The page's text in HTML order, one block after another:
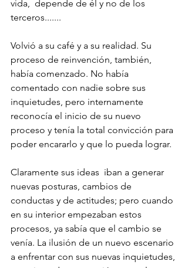
vida,  depende de él y no de los
terceros.......
Volvió a su café y a su realidad. Su
proceso de reinvención, también,
había comenzado. No había
comentado con nadie sobre sus
inquietudes, pero internamente
reconocía el inicio de su nuevo
proceso y tenía la total convicción para
poder encararlo y que lo pueda lograr.
Claramente sus ideas  iban a generar
nuevas posturas, cambios de
conductas y de actitudes; pero cuando
en su interior empezaban estos
procesos, ya sabía que el cambio se
venía. La ilusión de un nuevo escenario
a enfrentar con sus nuevas inquietudes,